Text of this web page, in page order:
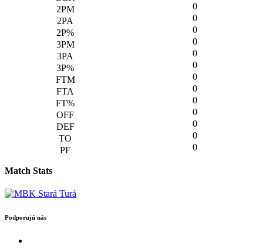
0
0
0
0
0
0
0
0
0
0
0
0
0
Match Stats
Podporujú nás